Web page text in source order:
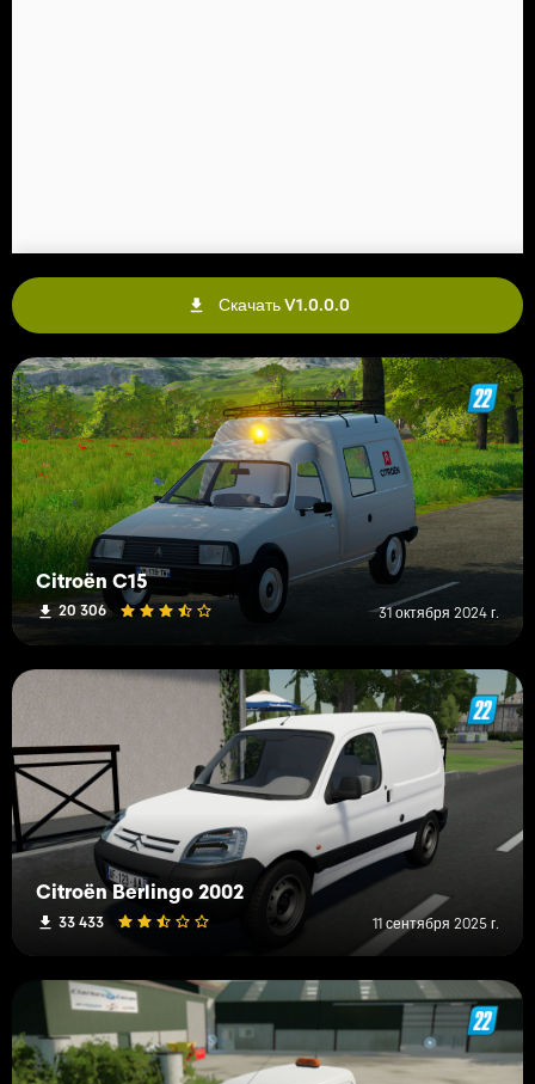
Скачать V1.0.0.0
Citroën C15
20 306 31 октября 2024 г.
Citroën Berlingo 2002
33 433 11 сентября 2025 г.